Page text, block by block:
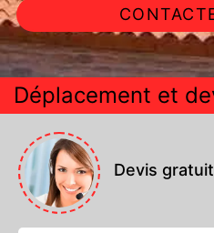
Déplacement et
Devis gratuit